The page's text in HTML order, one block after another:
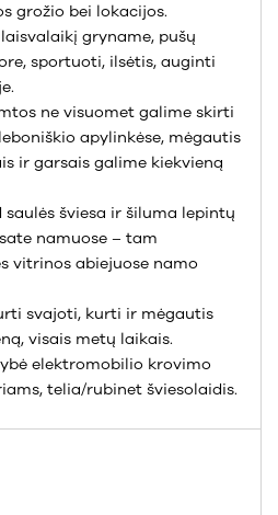
grožio bei lokacijos.
gryname, pušų
sportuoti, ilsėtis, auginti
ne visuomet galime skirti
apylinkėse, mėgautis
ir garsais galime kiekvieną
šviesa ir šiluma lepintų
namuose – tam
vitrinos abiejuose namo
svajoti, kurti ir mėgautis
visais metų laikais.
elektromobilio krovimo
telia/rubinet šviesolaidis.